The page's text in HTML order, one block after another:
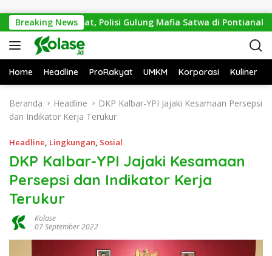
Breaking News
Mitos Sesat, Polisi Gulung Mafia Satwa di Pontianak
Home Headline ProRakyat UMKM Korporasi Kuliner
Beranda Headline
DKP Kalbar-YPI Jajaki Kesamaan Persepsi
dan Indikator Kerja Terukur
Headline, Lingkungan, Sosial
DKP Kalbar-YPI Jajaki Kesamaan
Persepsi dan Indikator Kerja
Terukur
Kolase
07 September 2022